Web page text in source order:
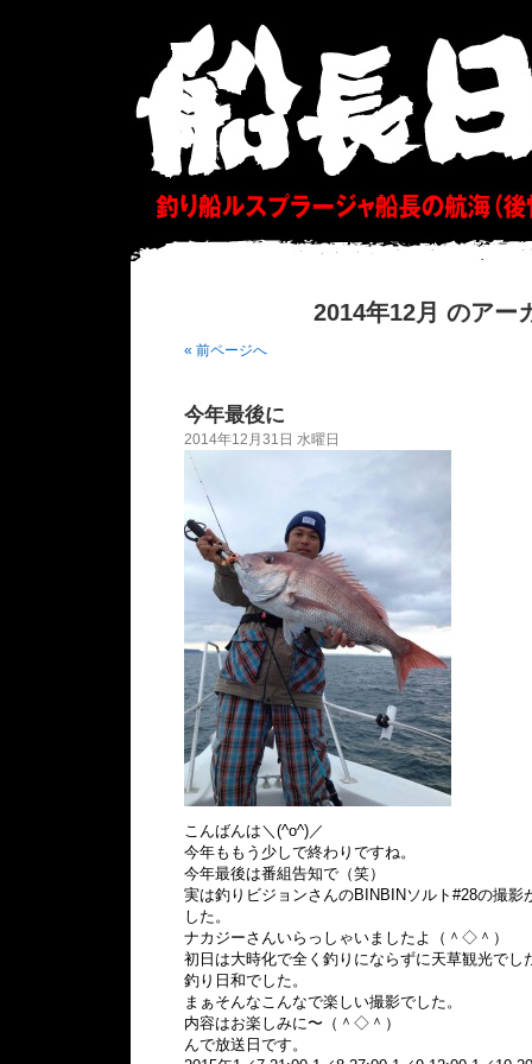
2014年12月 のアー
« 前ページへ
今年最後に
2014年12月31日 水曜日
こんばんは＼(^o^)／
今年ももう少しで終わりですね。
今年最後は番組告知で（笑）
実は釣りビジョンさんのBINBINソルト#28の撮影
した。
ナカジーさんいらっしゃいましたよ（＾◇＾）
初日は大時化で全く釣りにならずに天草観光でし
釣り日和でした。
まぁそんなこんなで楽しい撮影でした。
内容はお楽しみに〜（＾◇＾）
んで放送日です。